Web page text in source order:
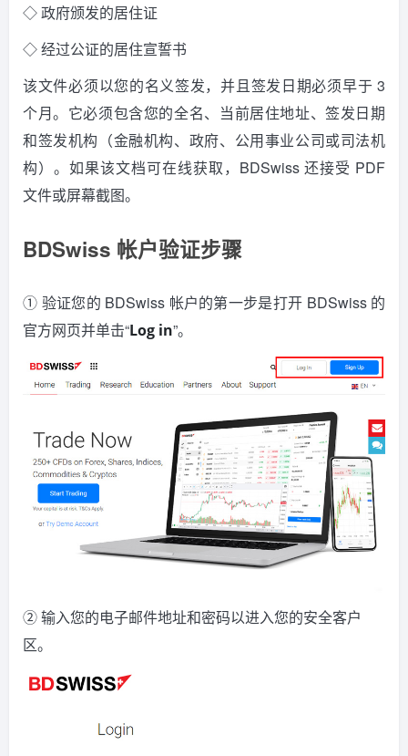
◇ 政府颁发的居住证
◇ 经过公证的居住宣誓书
该文件必须以您的名义签发，并且签发日期必须早于 3
个月。它必须包含您的全名、当前居住地址、签发日期
和签发机构（金融机构、政府、公用事业公司或司法机
构）。如果该文档可在线获取，BDSwiss 还接受 PDF
文件或屏幕截图。
BDSwiss 帐户验证步骤
① 验证您的 BDSwiss 帐户的第一步是打开 BDSwiss 的
官方网页并单击“Log in”。
② 输入您的电子邮件地址和密码以进入您的安全客户
区。